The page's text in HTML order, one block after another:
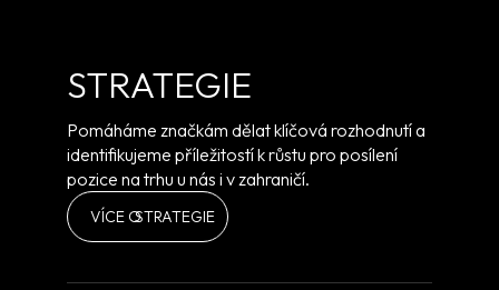
STRATEGIE
Pomáháme značkám dělat klíčová rozhodnutí a
identifikujeme příležitostí k růstu pro posílení
pozice na trhu u nás i v zahraničí.
VÍCE OSTRATEGIE